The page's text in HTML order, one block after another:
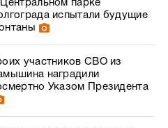
парке
испытали будущие
участников СВО из
наградили
Указом Президента